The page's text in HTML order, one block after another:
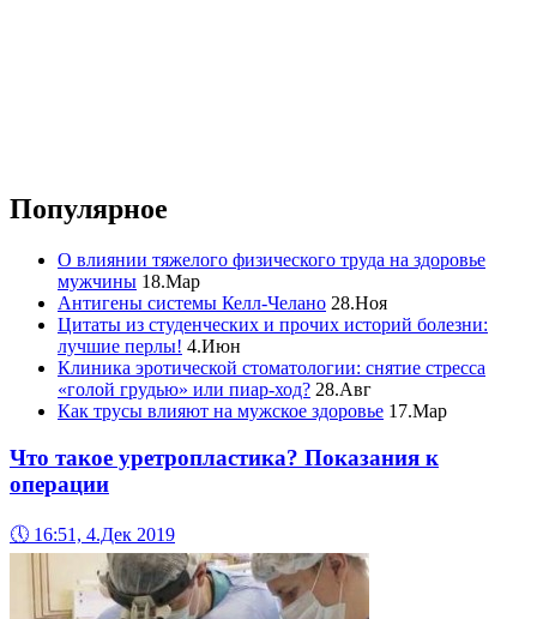
Популярное
О влиянии тяжелого физического труда на здоровье
мужчины 18.Мар
Антигены системы Келл-Челано 28.Ноя
Цитаты из студенческих и прочих историй болезни:
лучшие перлы! 4.Июн
Клиника эротической стоматологии: снятие стресса
«голой грудью» или пиар-ход? 28.Авг
Как трусы влияют на мужское здоровье 17.Мар
Что такое уретропластика? Показания к
операции
🕔 16:51, 4.Дек 2019